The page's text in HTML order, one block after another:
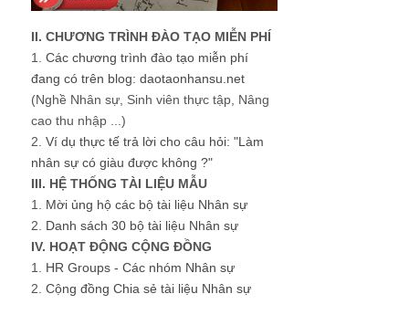
II. CHƯƠNG TRÌNH ĐÀO TẠO MIỄN PHÍ
1. Các chương trình đào tạo miễn phí
đang có trên blog: daotaonhansu.net
(Nghề Nhân sự, Sinh viên thực tập, Nâng
cao thu nhập ...)
2. Ví dụ thực tế trả lời cho câu hỏi: "Làm
nhân sự có giàu được không ?"
III. HỆ THỐNG TÀI LIỆU MẪU
1. Mời ủng hộ các bộ tài liệu Nhân sự
2. Danh sách 30 bộ tài liệu Nhân sự
IV. HOẠT ĐỘNG CỘNG ĐỒNG
1. HR Groups - Các nhóm Nhân sự
2. Cộng đồng Chia sẻ tài liệu Nhân sự